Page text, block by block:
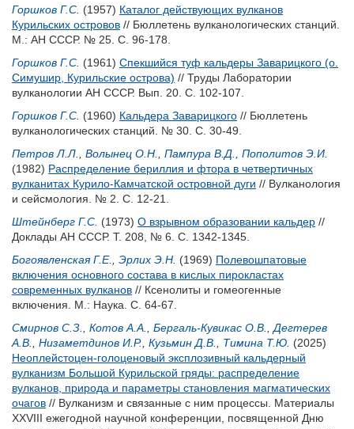
Горшков Г.С. (1957) Каталог действующих вулканов
Курильских островов // Бюллетень вулканологических станций.
М.: АН СССР. № 25. С. 96-178.
Горшков Г.С. (1961) Спекшийся туф кальдеры Заварицкого (о.
Симушир, Курильские острова) // Труды Лаборатории
вулканологии АН СССР. Вып. 20. С. 102-107.
Горшков Г.С. (1960) Кальдера Заварицкого // Бюллетень
вулканологических станций. № 30. С. 30-49.
Петров Л.Л.
Волынец О.Н. Пампура В.Д.
Пополитов Э.И.
(1982) Распределение бериллия и фтора в четвертичных
вулканитах Курило-Камчатской островной дуги // Вулканология
и сейсмология. № 2. С. 12-21.
Штейнберг Г.С. (1973) О взрывном образовании кальдер //
Доклады АН СССР. Т. 208, № 6. С. 1342-1345.
Богоявленская Г.Е.
Эрлих Э.Н. (1969) Полевошпатовые
включения основного состава в кислых пирокластах
современных вулканов // Ксенолиты и гомеогенные
включения. М.: Наука. С. 64-67.
Смирнов С.З.
Котов А.А. Бергаль-Кувикас О.В.
Дегтерев
А.В.
Низаметдинов И.Р. Кузьмин Д.В. Тимина Т.Ю. (2025)
Неоплейстоцен-голоценовый эксплозивный кальдерный
вулканизм Большой Курильской гряды: распределение
вулканов, природа и параметры становления магматических
очагов // Вулканизм и связанные с ним процессы. Материалы
XXVIII ежегодной научной конференции, посвященной Дню